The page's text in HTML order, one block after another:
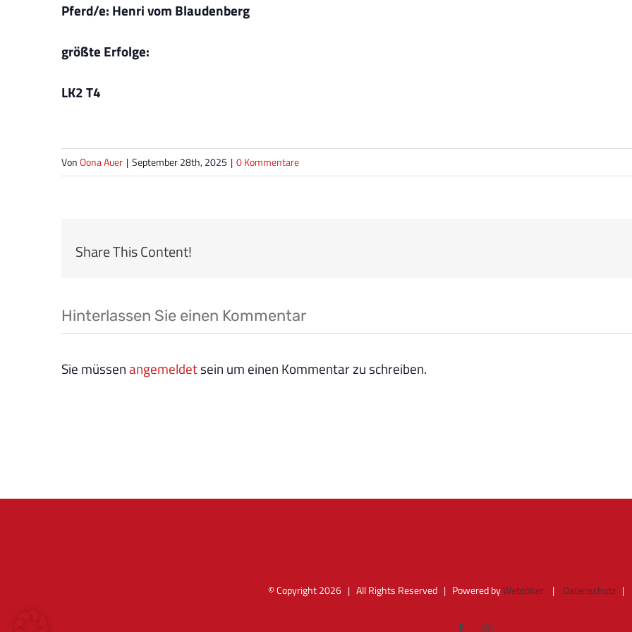
Pferd/e: Henri vom Blaudenberg
größte Erfolge:
LK2 T4
VonOona Auer | September 28th, 2025 | 0 Kommentare
Share This Content!
Hinterlassen Sie einen Kommentar
Sie müssenangemeldetsein um einen Kommentar zu schreiben.
© Copyright2026 | All Rights Reserved | Powered byWebtölter | Datenschutz |
FacebookInstagram